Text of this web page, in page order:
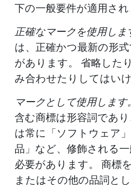
下の一般要件が適用され
正確なマークを使用しま
は、正確かつ最新の形
があります。 省略した
み合わせたりしてはいけ
マークとして使用します。
含む商標は形容詞であ
は常に「ソフトウェア
品」など、修飾される
必要があります。 商標
またはその他の品詞と